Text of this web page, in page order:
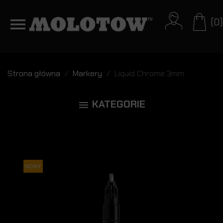
(0)
Strona główna Markery Liquid Chrome 3mm
 KATEGORIE
NOWY